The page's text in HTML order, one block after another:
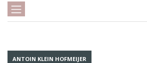
ANTOIN KLEIN HOFMEIJER